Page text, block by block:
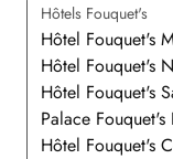
Hôtels Fouquet's
Hôtel Fouquet's
Hôtel Fouquet's
Hôtel Fouquet's
Palace Fouquet's
Hôtel Fouquet's